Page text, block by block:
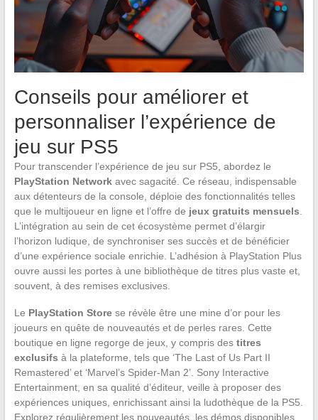
Conseils pour améliorer et
personnaliser l’expérience de
jeu sur PS5
Pour transcender l’expérience de jeu sur PS5, abordez le
PlayStation Networkavec sagacité. Ce réseau, indispensable
aux détenteurs de la console, déploie des fonctionnalités telles
que le multijoueur en ligne et l’offre de jeux gratuits mensuels
L’intégration au sein de cet écosystème permet d’élargir
l’horizon ludique, de synchroniser ses succès et de bénéficier
d’une expérience sociale enrichie. L’adhésion à PlayStation Plus
ouvre aussi les portes à une bibliothèque de titres plus vaste et,
souvent, à des remises exclusives.
Le PlayStation Storese révèle être une mine d’or pour les
joueurs en quête de nouveautés et de perles rares. Cette
boutique en ligne regorge de jeux, y compris des titres
exclusifs à la plateforme, tels que ‘The Last of Us Part II
Remastered’ et ‘Marvel’s Spider-Man 2’. Sony Interactive
Entertainment, en sa qualité d’éditeur, veille à proposer des
expériences uniques, enrichissant ainsi la ludothèque de la PS5.
Explorez régulièrement les nouveautés, les démos disponibles